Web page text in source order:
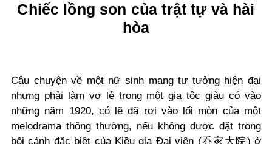
Chiếc lồng son của trật tự và hài
hòa
Câu chuyện về một nữ sinh mang tư tưởng hiện đại
nhưng phải làm vợ lẻ trong một gia tộc giàu có vào
những năm 1920, có lẽ đã rơi vào lối mòn của một
melodrama thông thường, nếu không được đặt trong
bối cảnh đặc biệt của Kiều gia Đại viện (乔家大院) ở